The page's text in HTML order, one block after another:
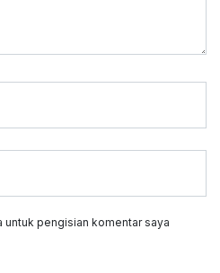
untuk pengisian komentar saya